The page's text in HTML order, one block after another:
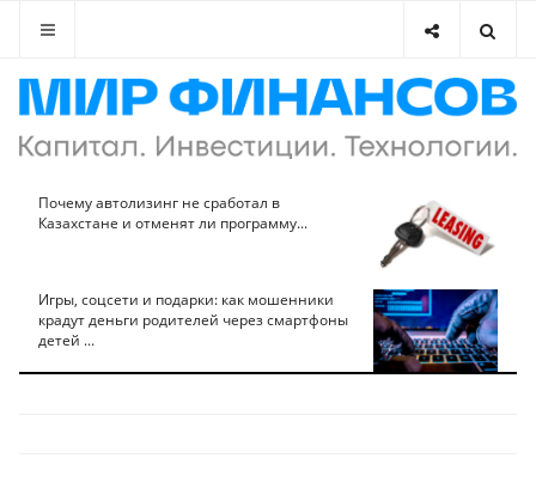
Почему автолизинг не сработал в
Казахстане и отменят ли программу...
Игры, соцсети и подарки: как мошенники
крадут деньги родителей через смартфоны
детей ...